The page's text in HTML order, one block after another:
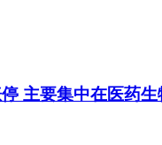
主要集中在医药